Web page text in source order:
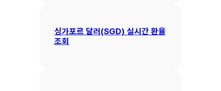
싱가포르 달러(SGD) 실시간 환율
조회